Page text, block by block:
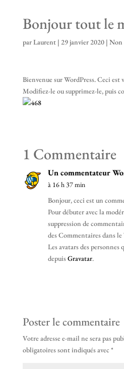
Bonjour tout le
parLaurent| 29 janvier 2020| Non
Bienvenue sur WordPress. Ceci
Modifiez-le ou supprimez-le, puis
1 Commentaire
Un commentateur
à 16 h 37 min
Bonjour, ceci est un
Pour débuter avec la
suppression de
des Commentaires dans
Les avatars des
depuisGravatar.
Poster le commentaire
Votre adresse e-mail ne sera pas
obligatoires sont indiqués avec *